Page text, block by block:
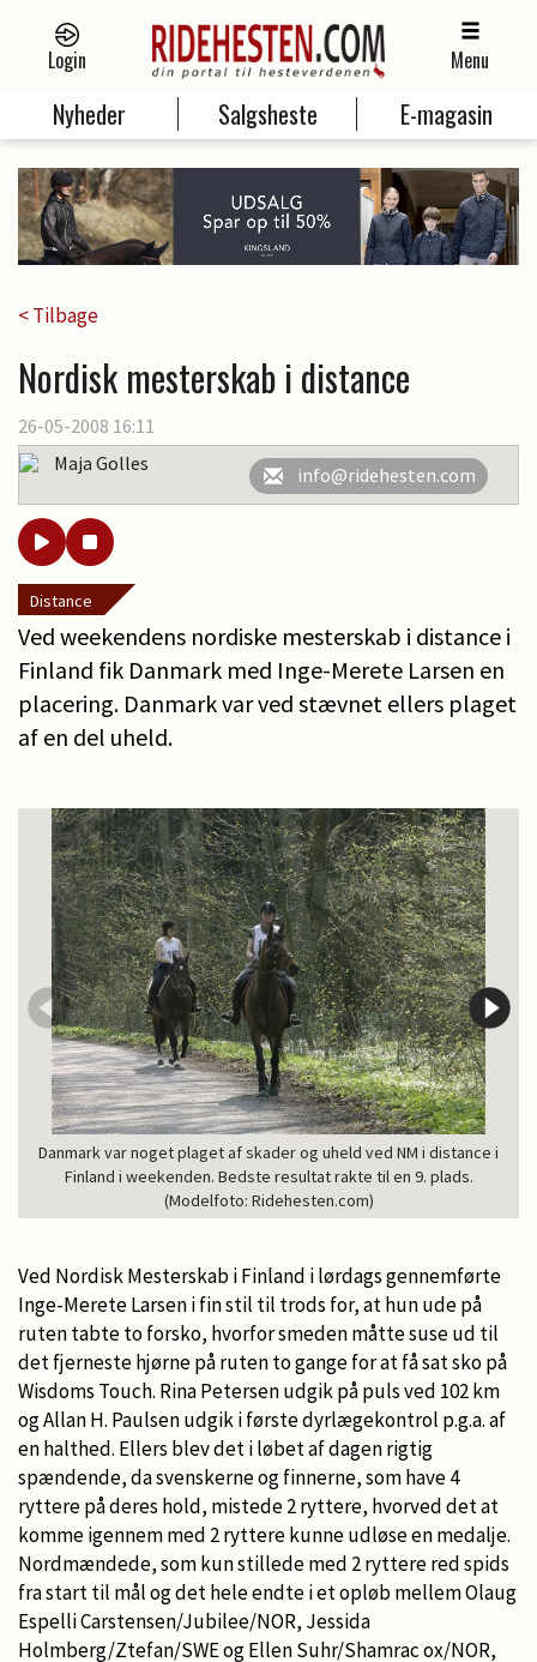
Login Menu
Nyheder Salgsheste E-magasin
< Tilbage
Nordisk mesterskab i distance
26-05-2008 16:11
Maja Golles
info@ridehesten.com
Distance
Ved weekendens nordiske mesterskab i distance i
Finland fik Danmark med Inge-Merete Larsen en
placering. Danmark var ved stævnet ellers plaget
af en del uheld.
Danmark var noget plaget af skader og uheld ved NM i distance i
Finland i weekenden. Bedste resultat rakte til en 9. plads.
(Modelfoto: Ridehesten.com)
Ved Nordisk Mesterskab i Finland i lørdags gennemførte
Inge-Merete Larsen i fin stil til trods for, at hun ude på
ruten tabte to forsko, hvorfor smeden måtte suse ud til
det fjerneste hjørne på ruten to gange for at få sat sko på
Wisdoms Touch. Rina Petersen udgik på puls ved 102 km
og Allan H. Paulsen udgik i første dyrlægekontrol p.g.a. af
en halthed. Ellers blev det i løbet af dagen rigtig
spændende, da svenskerne og finnerne, som have 4
ryttere på deres hold, mistede 2 ryttere, hvorved det at
komme igennem med 2 ryttere kunne udløse en medalje.
Nordmændede, som kun stillede med 2 ryttere red spids
fra start til mål og det hele endte i et opløb mellem Olaug
Espelli Carstensen/Jubilee/NOR, Jessida
Holmberg/Ztefan/SWE og Ellen Suhr/Shamrac ox/NOR,